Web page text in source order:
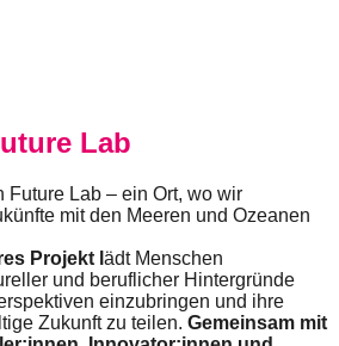
Lab
Future Lab – ein Ort, wo wir
mit den Meeren und Ozeanen
Projekt l ädt Menschen
und beruflicher Hintergründe
einzubringen und ihre
Zukunft zu teilen. Gemeinsam mit